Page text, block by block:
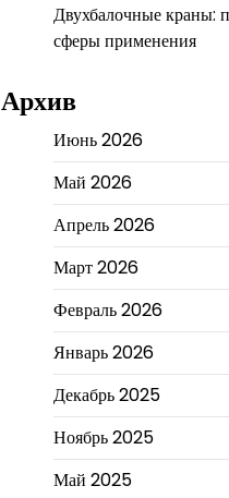
Двухбалочные краны:
сферы применения
Архив
Июнь 2026
Май 2026
Апрель 2026
Март 2026
Февраль 2026
Январь 2026
Декабрь 2025
Ноябрь 2025
Май 2025